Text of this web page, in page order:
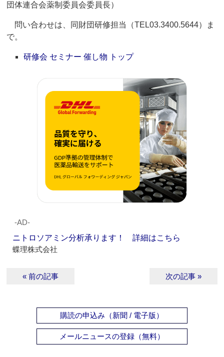
団体連合会薬制委員会委員長）
問い合わせは、同財団研修担当（TEL03.3400.5644）ま
で。
研修会 セミナー 催し物 トップ
‐AD‐
ニトロソアミン分析承ります！ 詳細はこちら
蝶理株式会社
« 前の記事 次の記事 »
購読の申込み（新聞 / 電子版）
メールニュースの登録（無料）